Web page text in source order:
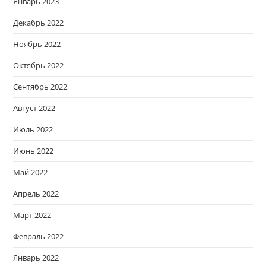
Декабрь 2022
Ноябрь 2022
Октябрь 2022
Сентябрь 2022
Август 2022
Июль 2022
Июнь 2022
Май 2022
Апрель 2022
Март 2022
Февраль 2022
Январь 2022